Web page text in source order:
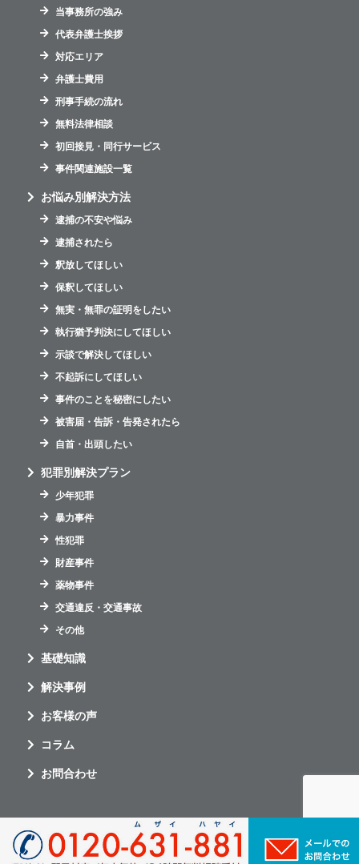
当事務所の強み
代表弁護士挨拶
対応エリア
弁護士費用
刑事手続の流れ
無料法律相談
初回接見・同行サービス
事件関連施設一覧
お悩み別解決方法
逮捕の不安や悩み
逮捕されたら
釈放してほしい
保釈してほしい
無実・無罪の証明をしたい
執行猶予判決にしてほしい
示談で解決してほしい
不起訴にしてほしい
事件のことを秘密にしたい
被害届・告訴・告発されたら
自首・出頭したい
犯罪別解決プラン
少年犯罪
暴力事件
性犯罪
財産事件
薬物事件
交通違反・交通事故
その他
基礎知識
解決事例
お客様の声
コラム
お問合わせ